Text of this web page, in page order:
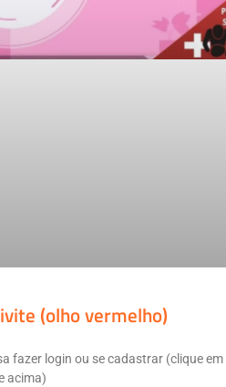
(olho vermelho)
fazer login ou se cadastrar (clique em
acima)